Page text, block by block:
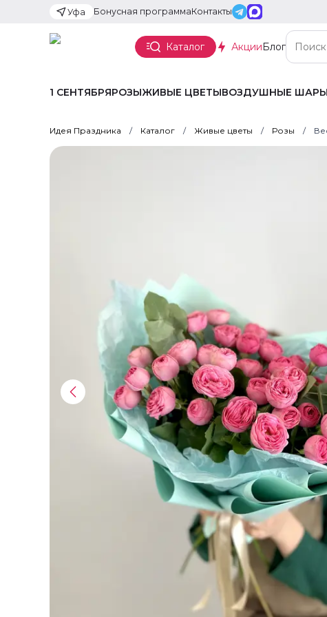
Уфа Бонусная программаКонтакты
Каталог АкцииБлог
1 СЕНТЯБРЯРОЗЫЖИВЫЕ ЦВЕТЫВОЗДУШНЫЕ ШАРЫ
Идея Праздника Каталог Живые цветы Розы